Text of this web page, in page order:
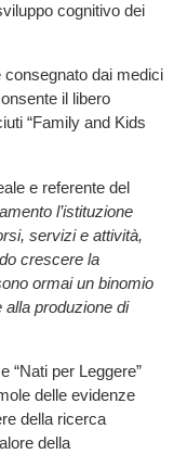
cognitivo dei
dai medici
il libero
“Family and Kids
e referente del
l’istituzione
servizi e attività,
crescere la
ormai un binomio
alla produzione di
“Nati per Leggere”
delle evidenze
della ricerca
della